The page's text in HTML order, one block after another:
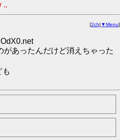
..
[2ch| ▼Menu]
あったんだけど消えちゃった
も